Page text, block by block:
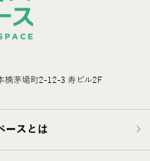
茅場町2-12-3 寿ビル2F
ースとは